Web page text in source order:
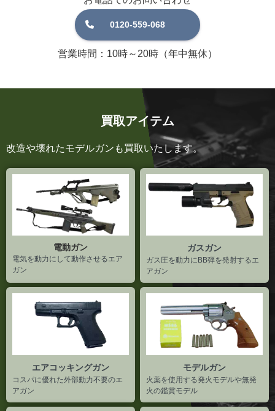
営業時間：10時～20時（年中無休）
買取アイテム
改造や壊れたモデルガンも買取いたします。
電動ガン
電気を動力にして動作させるエア
ガン
ガスガン
ガス圧を動力にBB弾を発射するエ
アガン
エアコッキングガン
コスパに優れた外部動力不要のエ
アガン
モデルガン
火薬を使用する発火モデルや無発
火の鑑賞モデル